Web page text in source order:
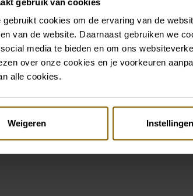
gebruik van cookies
gebruikt cookies om de ervaring van de
van de website. Daarnaast gebruiken we
media te bieden en om ons
over onze cookies en je voorkeuren
alle cookies.
Weigeren
Pinterest